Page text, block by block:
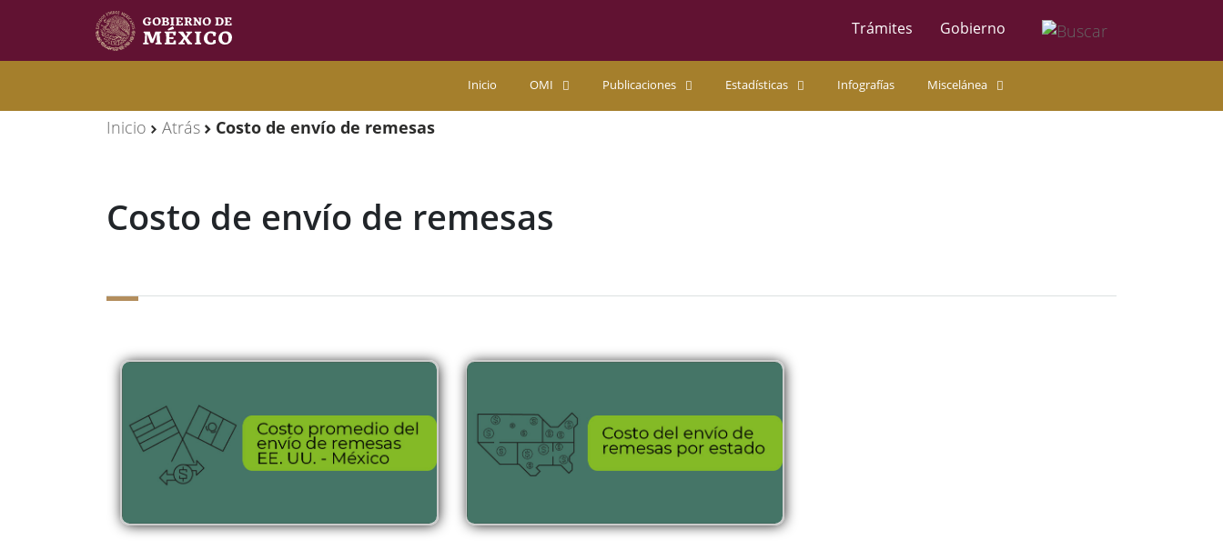
de
Humanas
Trámites Gobierno
de
Humanas
Inicio OMI Publicaciones Estadísticas Infografías Miscelánea
Inicio Atrás Costo de envío de remesas
Costo de envío de remesas